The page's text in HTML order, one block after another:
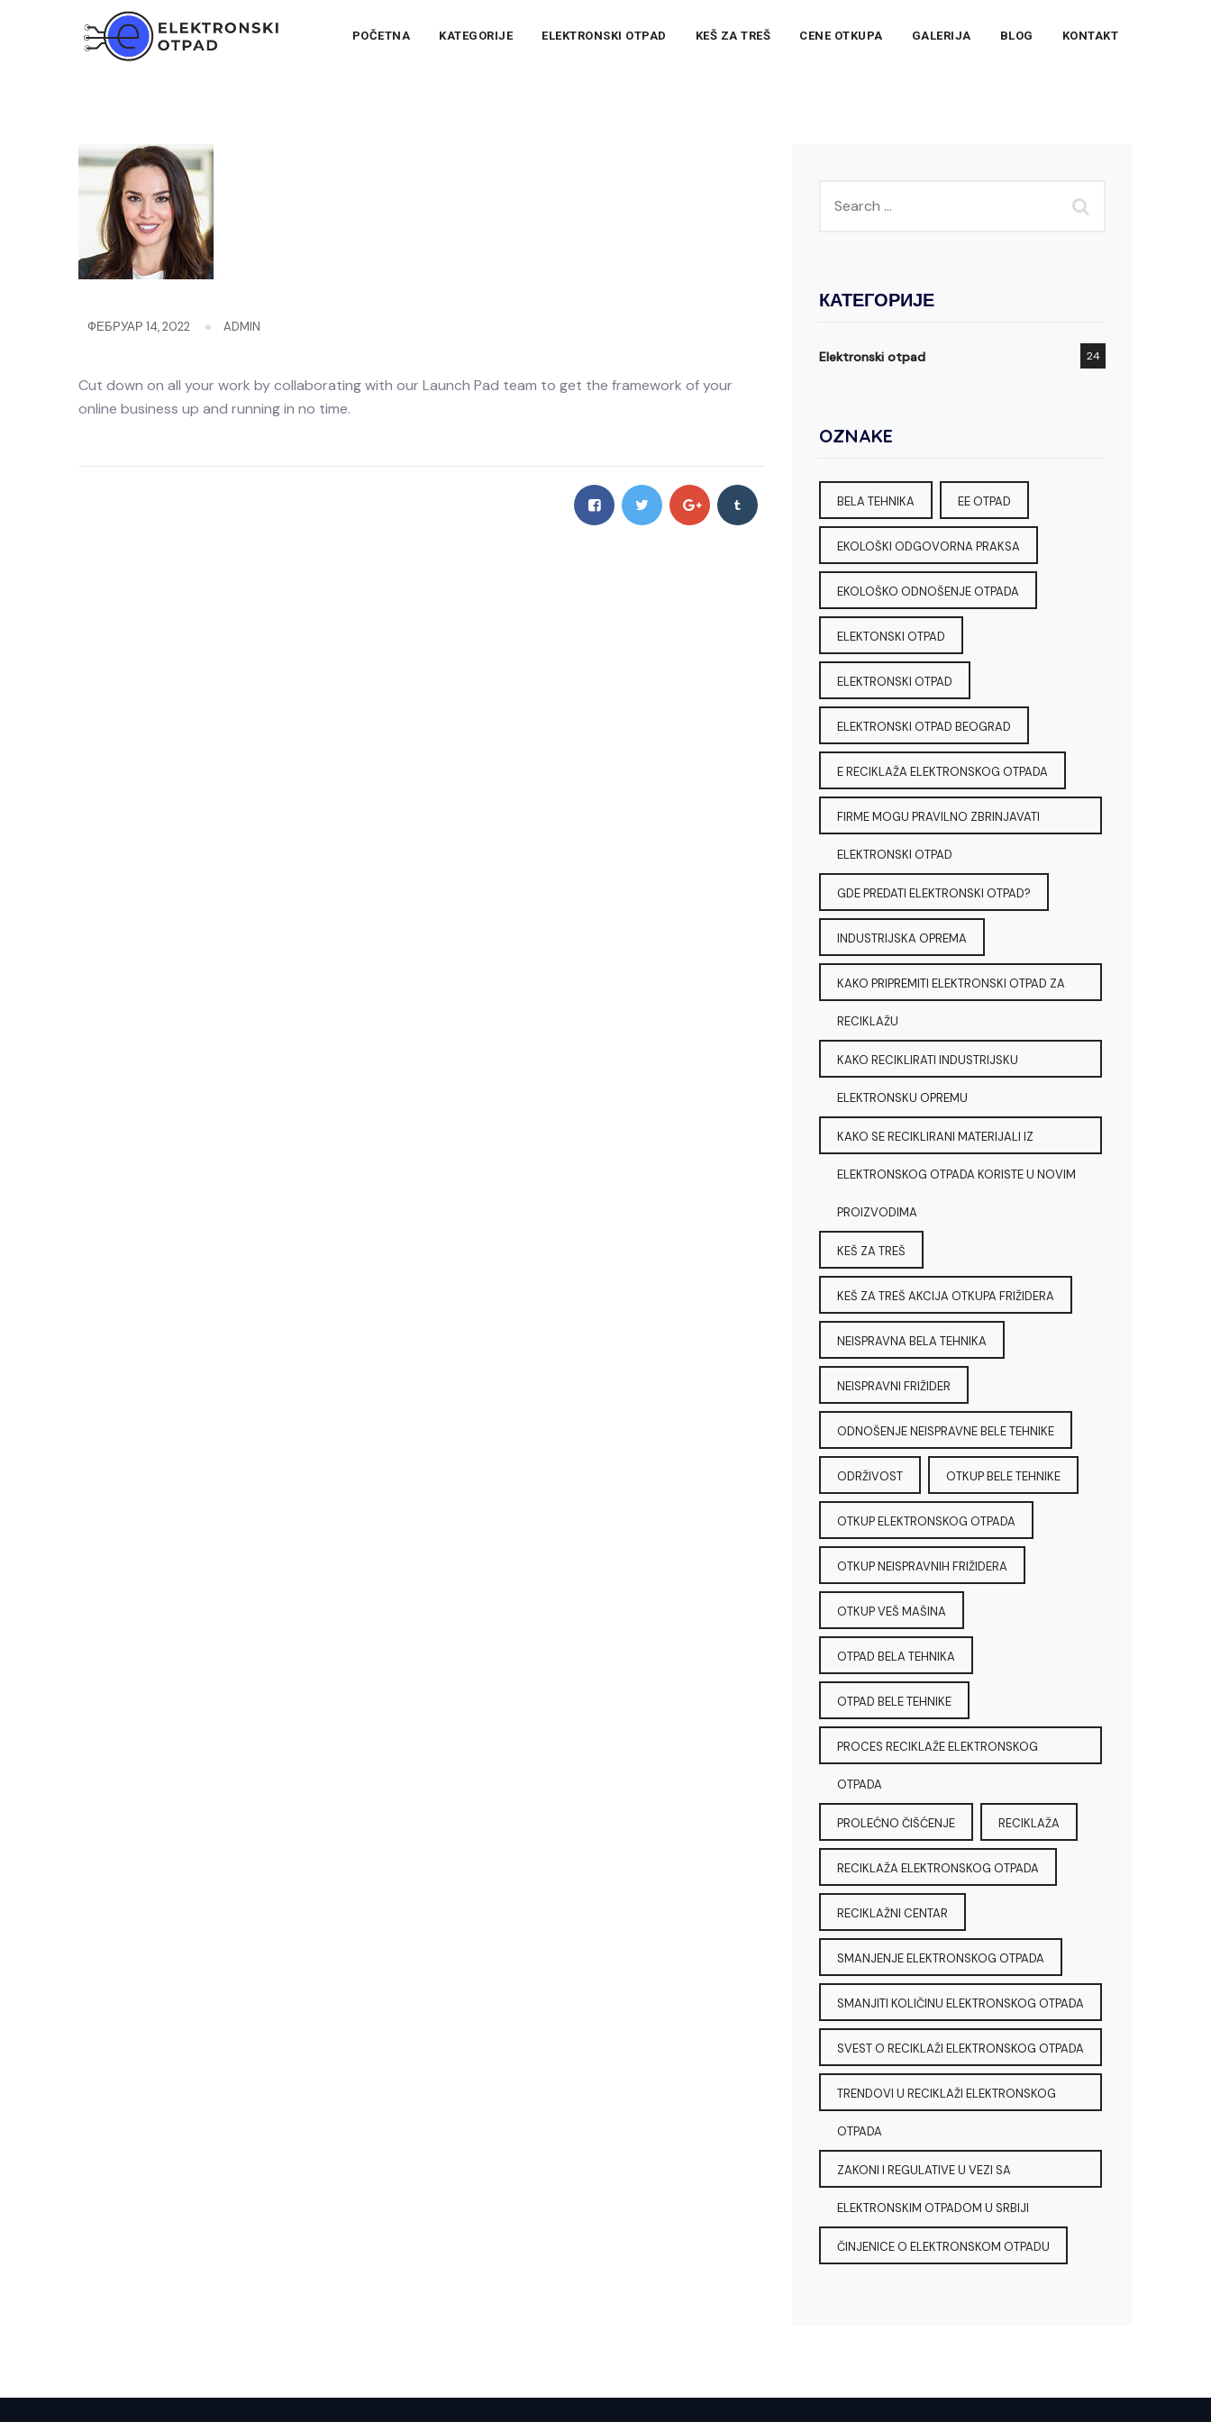
POČETNA KATEGORIJE ELEKTRONSKI OTPAD KEŠ ZA TREŠ CENE OTKUPA GALERIJA BLOG KONTAKT
ФЕБРУАР 14, 2022 ADMIN
Cut down on all your work by collaborating with our Launch Pad team to get the framework of your
online business up and running in no time.
КАТЕГОРИЈЕ
Elektronski otpad 24
OZNAKE
BELA TEHNIKA EE OTPAD
EKOLOŠKI ODGOVORNA PRAKSA
EKOLOŠKO ODNOŠENJE OTPADA
ELEKTONSKI OTPAD
ELEKTRONSKI OTPAD
ELEKTRONSKI OTPAD BEOGRAD
E RECIKLAŽA ELEKTRONSKOG OTPADA
FIRME MOGU PRAVILNO ZBRINJAVATI
ELEKTRONSKI OTPAD
GDE PREDATI ELEKTRONSKI OTPAD?
INDUSTRIJSKA OPREMA
KAKO PRIPREMITI ELEKTRONSKI OTPAD ZA
RECIKLAŽU
KAKO RECIKLIRATI INDUSTRIJSKU
ELEKTRONSKU OPREMU
KAKO SE RECIKLIRANI MATERIJALI IZ
ELEKTRONSKOG OTPADA KORISTE U NOVIM
PROIZVODIMA
KEŠ ZA TREŠ
KEŠ ZA TREŠ AKCIJA OTKUPA FRIŽIDERA
NEISPRAVNA BELA TEHNIKA
NEISPRAVNI FRIŽIDER
ODNOŠENJE NEISPRAVNE BELE TEHNIKE
ODRŽIVOST OTKUP BELE TEHNIKE
OTKUP ELEKTRONSKOG OTPADA
OTKUP NEISPRAVNIH FRIŽIDERA
OTKUP VEŠ MAŠINA
OTPAD BELA TEHNIKA
OTPAD BELE TEHNIKE
PROCES RECIKLAŽE ELEKTRONSKOG
OTPADA
PROLEĆNO ČIŠĆENJE RECIKLAŽA
RECIKLAŽA ELEKTRONSKOG OTPADA
RECIKLAŽNI CENTAR
SMANJENJE ELEKTRONSKOG OTPADA
SMANJITI KOLIČINU ELEKTRONSKOG OTPADA
SVEST O RECIKLAŽI ELEKTRONSKOG OTPADA
TRENDOVI U RECIKLAŽI ELEKTRONSKOG
OTPADA
ZAKONI I REGULATIVE U VEZI SA
ELEKTRONSKIM OTPADOM U SRBIJI
ČINJENICE O ELEKTRONSKOM OTPADU